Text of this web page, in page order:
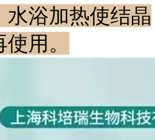
水浴加热使结晶
用。